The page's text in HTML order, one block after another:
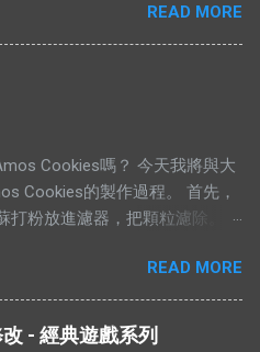
價？ 至於其他人怎樣詮釋這兩
己Google以下就知道了，我在
絡流行的解釋不符合邏輯。 在
把“有價無市”的“價”，解釋為
人願意出高價，卻沒有供
個邏輯，“有市無價”就等於有
。如果是這樣解釋的話，就不
或者供應低過需求。從經濟學
物在供應充足的情況下，價格
。（獨特的馬來西亞經常會有
READ MORE
Cookies嗎？ 今天我將與大
Cookies的製作過程。 首先，
打粉放進濾器，把顆粒濾除。
勻，放在一旁待用。 在另外一
白糖、黃糖和鹽。 用攪拌器把
的時候要注意，攪拌器一定要順
READ MORE
- 經典遊戲系列